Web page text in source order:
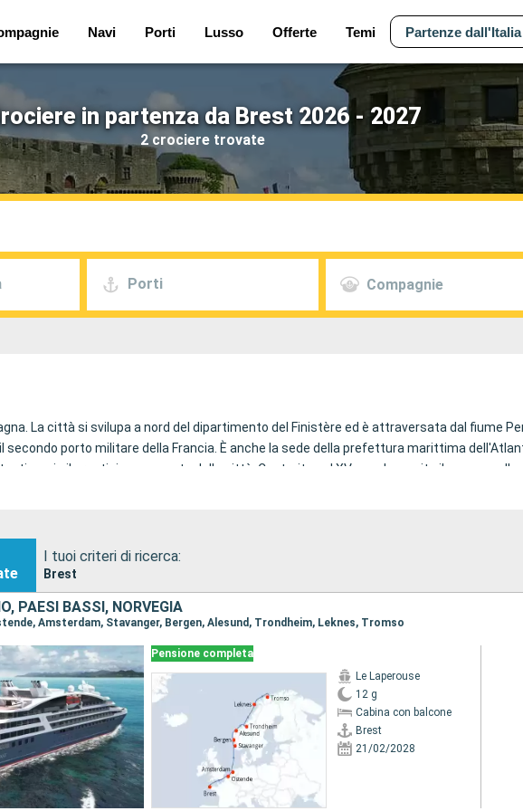
Navi Porti Lusso Offerte Temi Partenze dall'Italia
in partenza da Brest 2026 - 2027
2 crociere trovate
Porti Compagnie
La città si svilupa a nord del dipartimento del Finistère ed è attraversata dal fiume
porto militare della Francia. È anche la sede della prefettura marittima
il prestigioso passato della città. Costruito nel XV secolo, ospita il museo sulla
straniere. Oggi ospita il Museo Nazionale della Marina.
porto commerciale sono sotto i riflettori. Accolgono i Giovedì del Porto. Il programma
Astropolis è il punto d'incontro per tutti gli amanti della musica elettronica. Il Festival
del mare, barche e marinai. Ogni 4 anni, questo evento riunisce marinai di
yoddlers. La tua visita in città è anche l'occasione per assaggiare il delizioso pompon di
I tuoi criteri di ricerca:
Brest
PAESI BASSI, NORVEGIA
Amsterdam, Stavanger, Bergen, Alesund, Trondheim, Leknes, Tromso
Pensione completa
Le Laperouse
12 g
Cabina con balcone
Brest
21/02/2028